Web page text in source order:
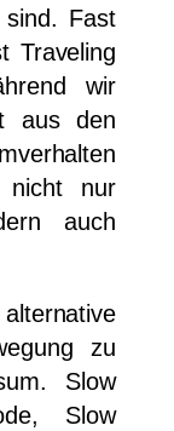
sind. Fast
Traveling
wir
aus den
nicht nur
auch
zu
Slow
Slow